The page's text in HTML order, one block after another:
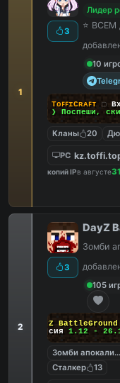
1
3
Лидер
⭐ ВСЕМ
10
TᴏꜰꜰɪCʀᴀꜰᴛ ▢
❯ Поспеши,
Кланы 20
PC
копий IPв августе31
2
3
DayZ
Зомби
105
DayZ BattleGround
Версия 1.12 -
Зомби
Сталкер
13